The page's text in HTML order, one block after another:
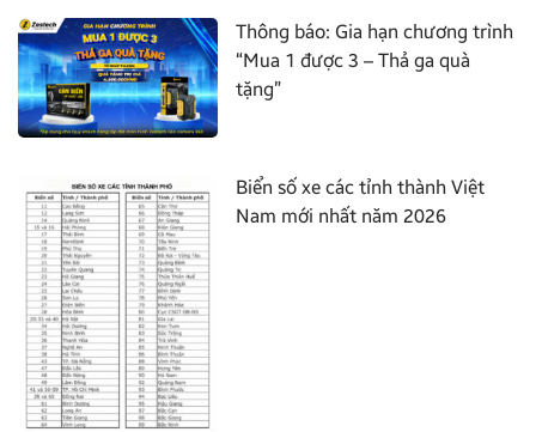
Thông báo: Gia hạn chương trình
“Mua 1 được 3 – Thả ga quà
tặng”
Biển số xe các tỉnh thành Việt
Nam mới nhất năm 2026